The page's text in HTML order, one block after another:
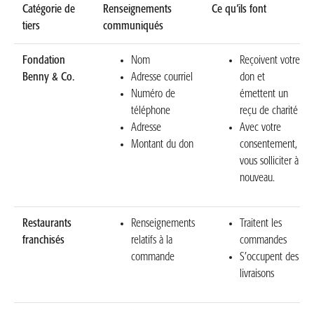
Catégorie de
tiers
Renseignements
communiqués
Ce qu’ils font
Fondation
Benny & Co.
Nom
Adresse courriel
Numéro de
téléphone
Adresse
Montant du don
Reçoivent votre
don et
émettent un
reçu de charité
Avec votre
consentement,
vous solliciter à
nouveau.
Restaurants
franchisés
Renseignements
relatifs à la
commande
Traitent les
commandes
S’occupent des
livraisons